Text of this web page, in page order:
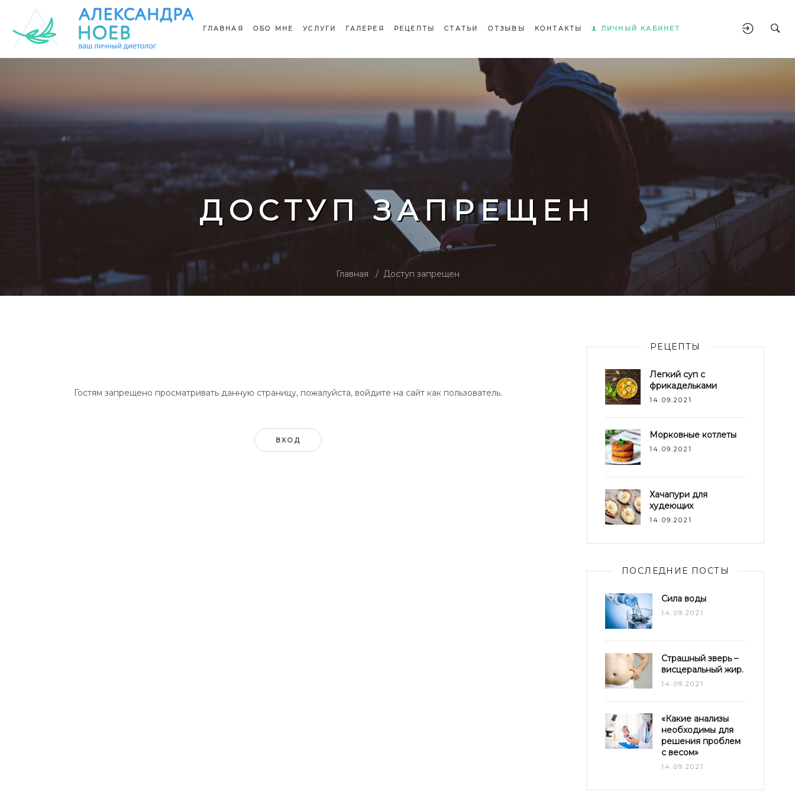
ГЛАВНАЯ ОБО МНЕ УСЛУГИ ГАЛЕРЕЯ РЕЦЕПТЫ СТАТЬИ ОТЗЫВЫ КОНТАКТЫ ЛИЧНЫЙ КАБИНЕТ
ДОСТУП ЗАПРЕЩЕН
Главная Доступ запрещен
Гостям запрещено просматривать данную страницу, пожалуйста, войдите на сайт как пользователь.
ВХОД
РЕЦЕПТЫ
Легкий суп с
фрикадельками
14.09.2021
Морковные котлеты
14.09.2021
Хачапури для
худеющих
14.09.2021
ПОСЛЕДНИЕ ПОСТЫ
Сила воды
14.09.2021
Страшный зверь –
висцеральный жир.
14.09.2021
«Какие анализы
необходимы для
решения проблем
с весом»
14.09.2021